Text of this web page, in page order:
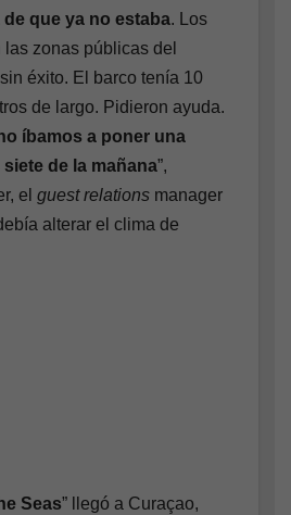
que ya no estaba. Los
zonas públicas del
éxito. El barco tenía 10
de largo. Pidieron ayuda.
íbamos a poner una
de la mañana”,
el guest relations manager
alterar el clima de
Seas” llegó a Curaçao,